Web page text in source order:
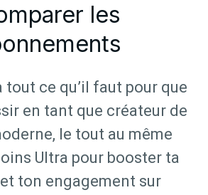
les
tout ce qu’il faut pour que
en tant que créateur de
le tout au même
Ultra pour booster ta
ton engagement sur